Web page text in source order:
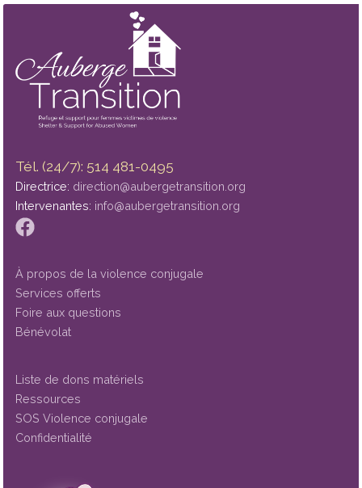
Tél. (24/7): 514 481-0495
Directrice: direction@aubergetransition.org
Intervenantes: info@aubergetransition.org
À propos de la violence conjugale
Services offerts
Foire aux questions
Bénévolat
Liste de dons matériels
Ressources
SOS Violence conjugale
Confidentialité